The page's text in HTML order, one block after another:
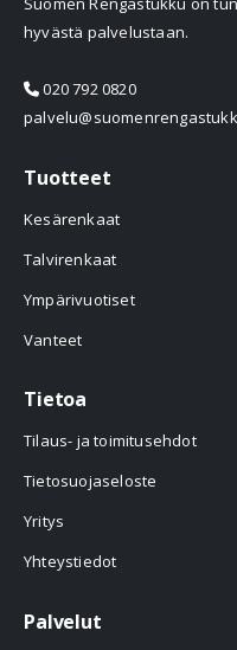
hyvästä palvelustaan.
020 792 0820
Tuotteet
Kesärenkaat
Talvirenkaat
Ympärivuotiset
Vanteet
Tietoa
Tilaus- ja toimitusehdot
Tietosuojaseloste
Yritys
Yhteystiedot
Palvelut